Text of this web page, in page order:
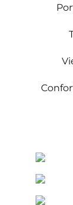
Facebook
ENVINET
RRS